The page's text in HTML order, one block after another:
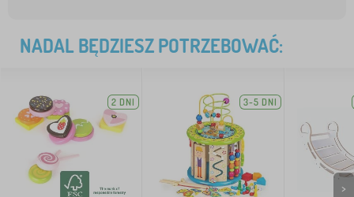
NADAL BĘDZIESZ POTRZEBOWAĆ:
2 DNI 3-5 DNI
>